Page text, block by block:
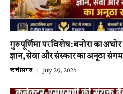
गुरु पूर्णिमा पर विशेष: बनोरा का
ज्ञान, सेवा और संस्कार का अनूठा
छत्तीसगढ़ July 29, 2026